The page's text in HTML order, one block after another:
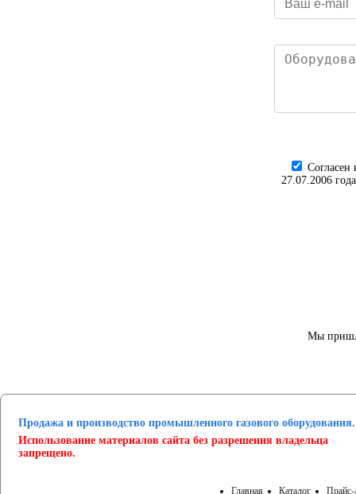
27.07.2006
Мы
Продажа и производство промышленного газового оборудования.
Использование материалов сайта без разрешения владельца
запрещено.
Главная Каталог Прайс-